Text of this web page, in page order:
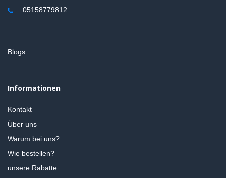
05158779812
Blogs
Informationen
Kontakt
Über uns
Warum bei uns?
Wie bestellen?
unsere Rabatte